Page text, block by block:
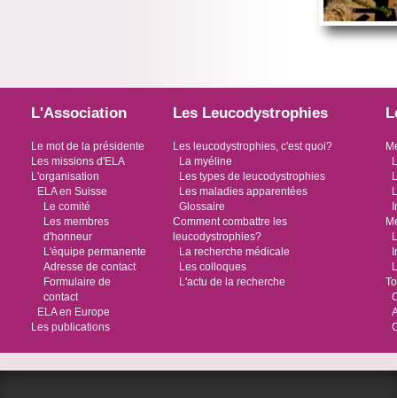
L'Association
Le mot de la présidente
Les missions d'ELA
L'organisation
ELA en Suisse
Le comité
Les membres
d'honneur
L'équipe permanente
Adresse de contact
Formulaire de
contact
ELA en Europe
Les publications
Les Leucodystrophies
Les leucodystrophies, c'est quoi?
La myéline
Les types de leucodystrophies
Les maladies apparentées
Glossaire
Comment combattre les
leucodystrophies?
La recherche médicale
Les colloques
L'actu de la recherche